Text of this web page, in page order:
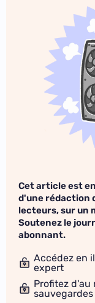
Cet article est
d'une rédaction
lecteurs, sur un
Soutenez le
abonnant.
Accédez en
expert
Profitez d'au
sauvegardes